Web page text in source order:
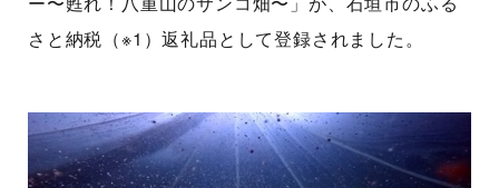
さと納税（※1）返礼品として登録されました。